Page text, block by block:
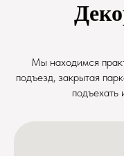
Мы находимся
подъезд, закрытая
подъехать